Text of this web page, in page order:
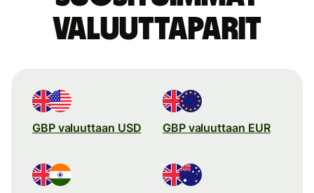
valuuttaparit
GBP valuuttaan USD GBP valuuttaan EUR